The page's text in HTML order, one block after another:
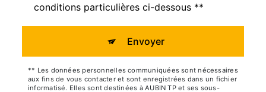
conditions particulières ci-dessous **
Envoyer
** Les données personnelles communiquées sont nécessaires
aux fins de vous contacter et sont enregistrées dans un fichier
informatisé. Elles sont destinées à AUBIN TP et ses sous-